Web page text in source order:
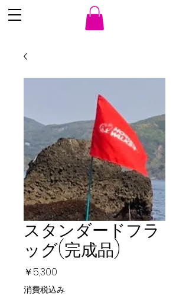
スタンダードフラ
ッグ(完成品)
￥5,300
格
消費税込み